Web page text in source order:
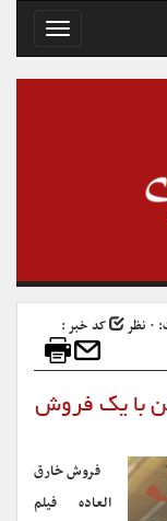
Toggle
کد خبر :
با یک فروش
فروش خارق
العاده فیلم